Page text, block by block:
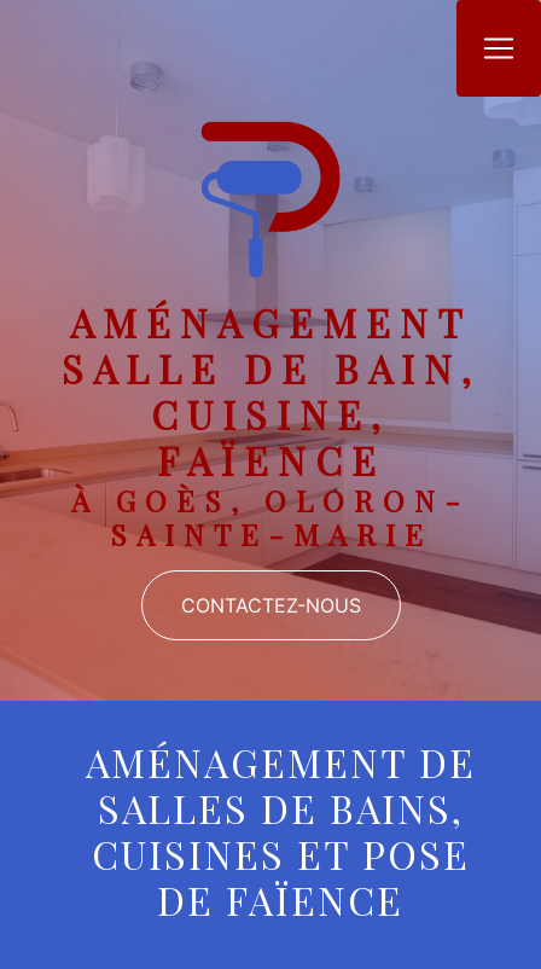
AMÉNAGEMENT
SALLE DE BAIN,
CUISINE,
FAÏENCE
À GOÈS, OLORON-
SAINTE-MARIE
CONTACTEZ-NOUS
AMÉNAGEMENT DE
SALLES DE BAINS,
CUISINES ET POSE
DE FAÏENCE